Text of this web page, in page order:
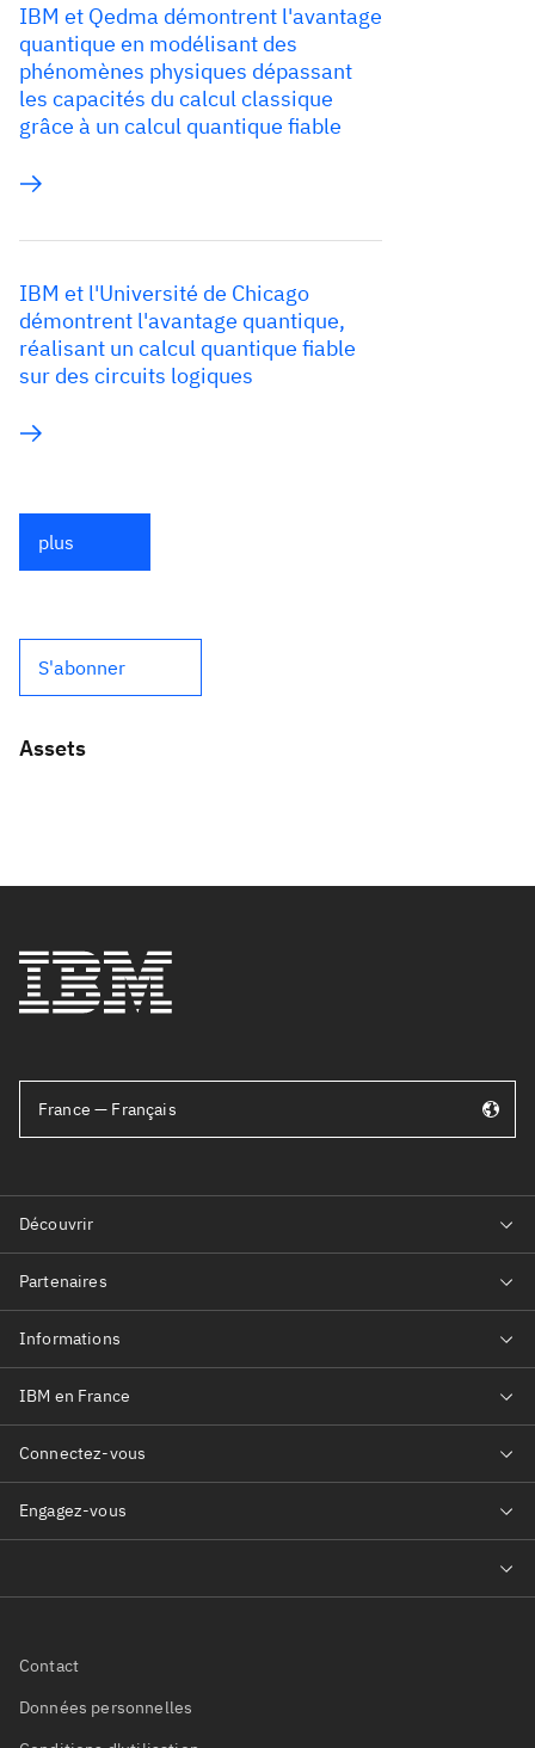
IBM et Qedma démontrent l'avantage
quantique en modélisant des
phénomènes physiques dépassant
les capacités du calcul classique
grâce à un calcul quantique fiable
IBM et l'Université de Chicago
démontrent l'avantage quantique,
réalisant un calcul quantique fiable
sur des circuits logiques
plus
S'abonner
Assets
France — Français
Contact
Données personnelles